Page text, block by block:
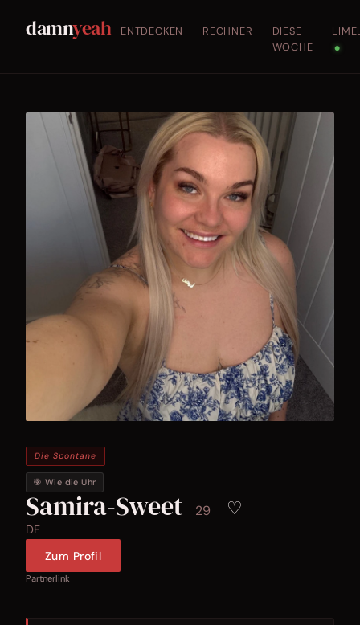
damnyeah ENTDECKEN RECHNER
DIESE
WOCHE
●
Die Spontane
🎯 Wie die Uhr
Samira-Sweet 29 ♡
DE
Zum Profil
Partnerlink